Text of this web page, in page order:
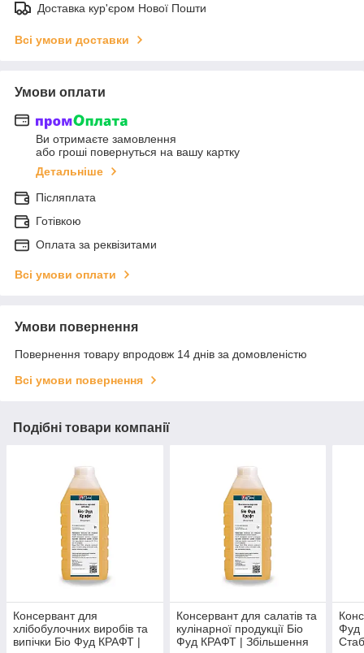
Доставка кур'єром Нової Пошти
Всі умови доставки
Умови оплати
Ви отримаєте замовлення
або гроші повернуться на вашу картку
Детальніше
Післяплата
Готівкою
Оплата за реквізитами
Всі умови оплати
Умови повернення
Повернення товару впродовж 14 днів за домовленістю
Всі умови повернення
Подібні товари компанії
Консервант для
хлібобулочних виробів та
випічки Біо Фуд КРАФТ |
Консервант для салатів та
кулінарної продукції Біо
Фуд КРАФТ | Збільшення